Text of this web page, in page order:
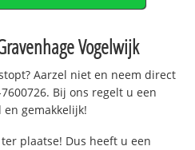
Vogelwijk
Aarzel niet en neem direct
Bij ons regelt u een
gemakkelijk!
plaatse! Dus heeft u een